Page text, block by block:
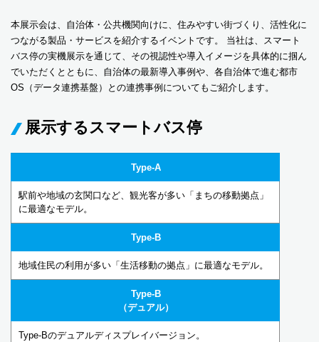
本展示会は、自治体・公共機関向けに、住みやすい街づくり、活性化に
つながる製品・サービスを紹介するイベントです。 当社は、スマート
バス停の実機展示を通じて、その視認性や導入イメージを具体的に掴ん
でいただくとともに、自治体の最新導入事例や、各自治体で進む都市
OS（データ連携基盤）との連携事例についてもご紹介します。
展示するスマートバス停
Type-A
駅前や地域の玄関口など、観光客が多い「まちの移動拠点」
に最適なモデル。
Type-B
地域住民の利用が多い「生活移動の拠点」に最適なモデル。
Type-B
（デュアル）
Type-Bのデュアルディスプレイバージョン。